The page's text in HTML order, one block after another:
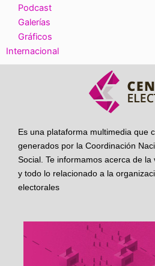
Podcast
Galerías
Gráficos
Internacional
Es una plataforma multimedia que
generados por la Coordinación
Social. Te informamos acerca de
y todo lo relacionado a la
electorales